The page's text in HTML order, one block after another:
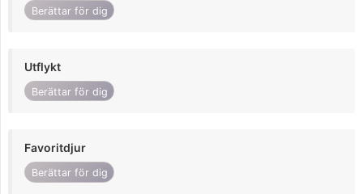
Berättar för dig
Utflykt
Berättar för dig
Favoritdjur
Berättar för dig